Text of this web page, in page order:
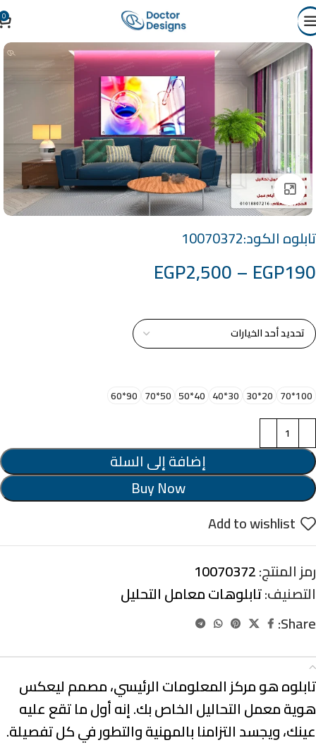
0
Click to enlarge
تابلوه الكود:10070372
EGP190
–
EGP2,500
100*70
20*30
30*40
40*50
50*70
90*60
إضافة إلى السلة
Buy Now
Add to wishlist
رمز المنتج:10070372
التصنيف:تابلوهات معامل التحليل
Share:
تابلوه هو مركز المعلومات الرئيسي، مصمم ليعكس
هوية معمل التحاليل الخاص بك. إنه أول ما تقع عليه
عينك، ويجسد التزامنا بالمهنية والتطور في كل تفصيلة.